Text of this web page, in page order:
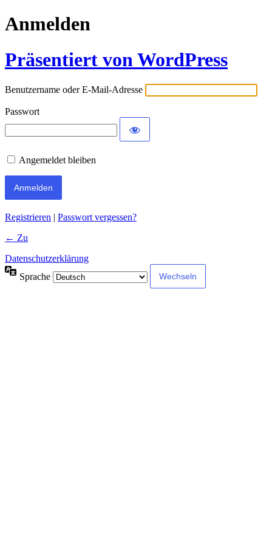
Anmelden
Präsentiert von WordPress
Benutzername oder E-Mail-Adresse
Passwort
Angemeldet bleiben
Registrieren | Passwort vergessen?
← Zu
Datenschutzerklärung
Sprache